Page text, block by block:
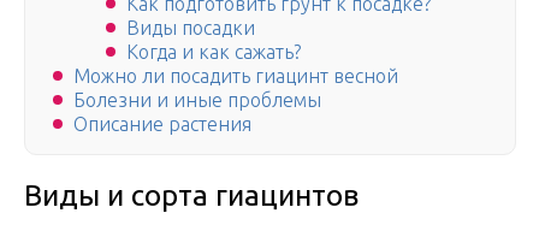
Виды посадки
Когда и как сажать?
Можно ли посадить гиацинт весной
Болезни и иные проблемы
Описание растения
Виды и сорта гиацинтов